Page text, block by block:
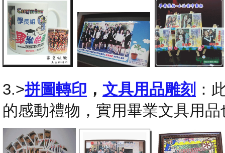
3.>拼圖轉印 ， 文具用品雕刻 ：
的感動禮物，實用畢業文具用